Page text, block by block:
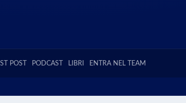
POST PODCAST LIBRI ENTRA NEL TEAM